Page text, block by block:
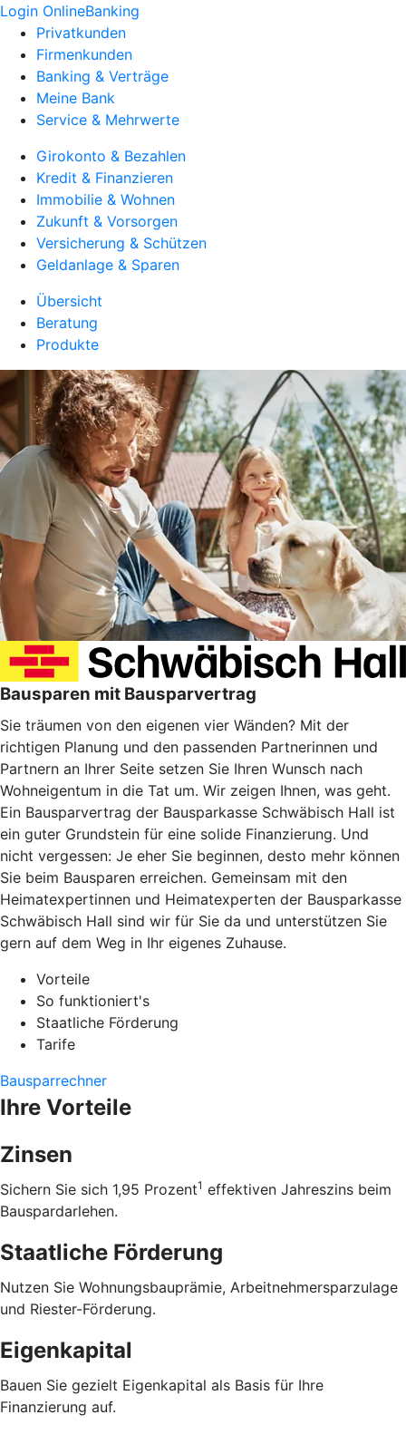
Login OnlineBanking
Privatkunden
Firmenkunden
Banking & Verträge
Meine Bank
Service & Mehrwerte
Girokonto & Bezahlen
Kredit & Finanzieren
Immobilie & Wohnen
Zukunft & Vorsorgen
Versicherung & Schützen
Geldanlage & Sparen
Übersicht
Beratung
Produkte
Bausparen mit Bausparvertrag
Sie träumen von den eigenen vier Wänden? Mit der
richtigen Planung und den passenden Partnerinnen und
Partnern an Ihrer Seite setzen Sie Ihren Wunsch nach
Wohneigentum in die Tat um. Wir zeigen Ihnen, was geht.
Ein Bausparvertrag der Bausparkasse Schwäbisch Hall ist
ein guter Grundstein für eine solide Finanzierung. Und
nicht vergessen: Je eher Sie beginnen, desto mehr können
Sie beim Bausparen erreichen. Gemeinsam mit den
Heimatexpertinnen und Heimatexperten der Bausparkasse
Schwäbisch Hall sind wir für Sie da und unterstützen Sie
gern auf dem Weg in Ihr eigenes Zuhause.
Vorteile
So funktioniert's
Staatliche Förderung
Tarife
Bausparrechner
Ihre Vorteile
Zinsen
Sichern Sie sich 1,95 Prozent1 effektiven Jahreszins beim
Bauspardarlehen.
Staatliche Förderung
Nutzen Sie Wohnungsbauprämie, Arbeitnehmersparzulage
und Riester-Förderung.
Eigenkapital
Bauen Sie gezielt Eigenkapital als Basis für Ihre
Finanzierung auf.